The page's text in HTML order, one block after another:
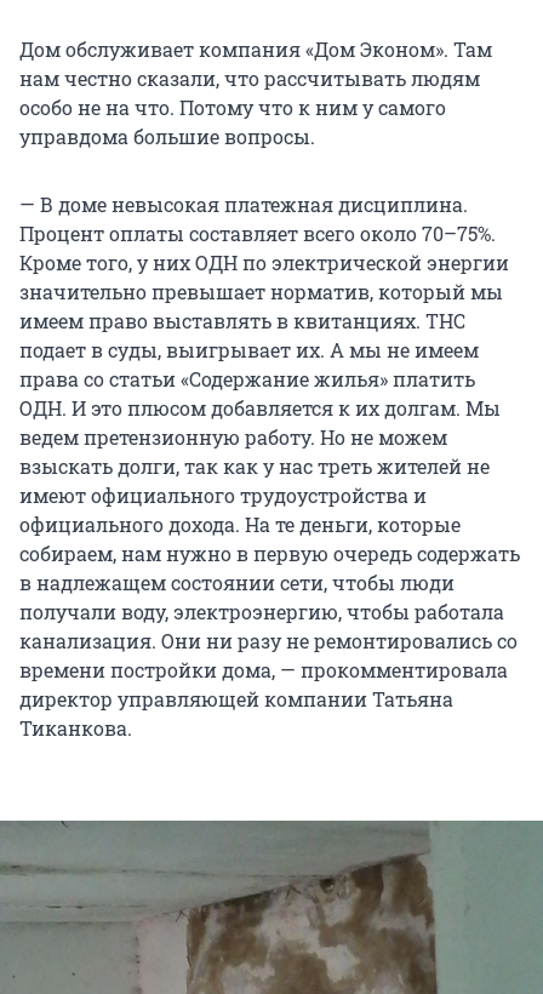
Дом обслуживает компания «Дом Эконом». Там
нам честно сказали, что рассчитывать людям
особо не на что. Потому что к ним у самого
управдома большие вопросы.
— В доме невысокая платежная дисциплина.
Процент оплаты составляет всего около 70–75%.
Кроме того, у них ОДН по электрической энергии
значительно превышает норматив, который мы
имеем право выставлять в квитанциях. ТНС
подает в суды, выигрывает их. А мы не имеем
права со статьи «Содержание жилья» платить
ОДН. И это плюсом добавляется к их долгам. Мы
ведем претензионную работу. Но не можем
взыскать долги, так как у нас треть жителей не
имеют официального трудоустройства и
официального дохода. На те деньги, которые
собираем, нам нужно в первую очередь содержать
в надлежащем состоянии сети, чтобы люди
получали воду, электроэнергию, чтобы работала
канализация. Они ни разу не ремонтировались со
времени постройки дома, — прокомментировала
директор управляющей компании Татьяна
Тиканкова.